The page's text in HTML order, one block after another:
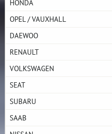
HONDA
OPEL / VAUXHALL
DAEWOO
RENAULT
VOLKSWAGEN
SEAT
SUBARU
SAAB